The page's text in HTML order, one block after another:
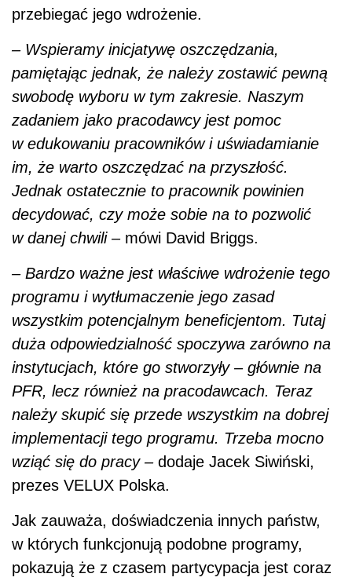
przebiegać jego wdrożenie.
– Wspieramy inicjatywę oszczędzania,
pamiętając jednak, że należy zostawić pewną
swobodę wyboru w tym zakresie. Naszym
zadaniem jako pracodawcy jest pomoc
w edukowaniu pracowników i uświadamianie
im, że warto oszczędzać na przyszłość.
Jednak ostatecznie to pracownik powinien
decydować, czy może sobie na to pozwolić
w danej chwili –mówi David Briggs.
– Bardzo ważne jest właściwe wdrożenie tego
programu i wytłumaczenie jego zasad
wszystkim potencjalnym beneficjentom. Tutaj
duża odpowiedzialność spoczywa zarówno na
instytucjach, które go stworzyły – głównie na
PFR, lecz również na pracodawcach. Teraz
należy skupić się przede wszystkim na dobrej
implementacji tego programu. Trzeba mocno
wziąć się do pracy – dodaje Jacek Siwiński,
prezes VELUX Polska.
Jak zauważa, doświadczenia innych państw,
w których funkcjonują podobne programy,
pokazują że z czasem partycypacja jest coraz